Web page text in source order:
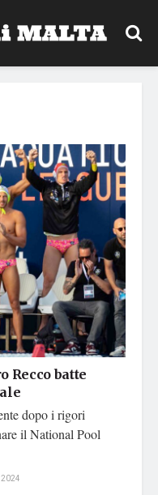
Recco batte
dopo i rigori
il National Pool